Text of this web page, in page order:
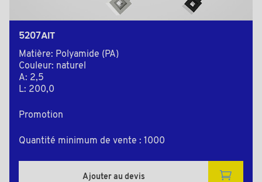
5207AIT
Matière: Polyamide (PA)
Couleur: naturel
A: 2,5
L: 200,0
Promotion
Quantité minimum de vente : 1000
Ajouter au devis